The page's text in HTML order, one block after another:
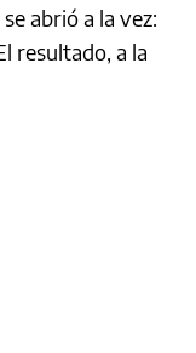
abrió a la vez:
resultado, a la